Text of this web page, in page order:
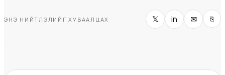
ЭНЭ НИЙТЛЭЛИЙГ ХУВААЛЦАХ 𝕏 in ✉ ⎘